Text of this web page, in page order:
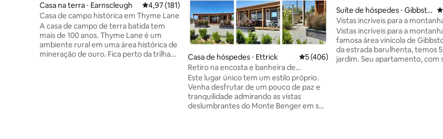
Casa na terra ⋅ Earnscleugh 4,97 de uma avaliação média de 5, 181 avaliações
4,97 (181)
Casa de campo histórica em Thyme Lane
A casa de campo de terra batida tem
mais de 100 anos. Thyme Lane é um
ambiente rural em uma área histórica de
mineração de ouro. Fica perto da trilha
Casa de hóspedes ⋅ Ettrick 5 de uma avaliação média de 5, 406
5 (406)
Retiro na encosta e banheira de
hidromassagem a lenha
Este lugar único tem um estilo próprio.
Venha desfrutar de um pouco de paz e
tranquilidade admirando as vistas
deslumbrantes do Monte Benger em sua
Suíte de hóspedes ⋅ Gibbsto
n
Vistas incríveis para a
das vinícolas de Gibbston.
Vistas incríveis para a
famosa área vinícola de Gibbston.
da estrada barulhenta, temos
jardim. Seu apartamento, com